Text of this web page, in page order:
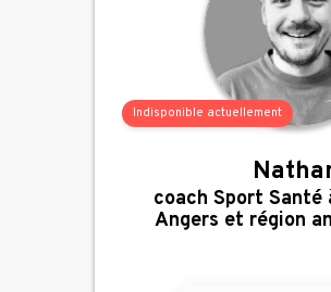
Indisponible actuellement
,
coach Sport Santé
Angers et région